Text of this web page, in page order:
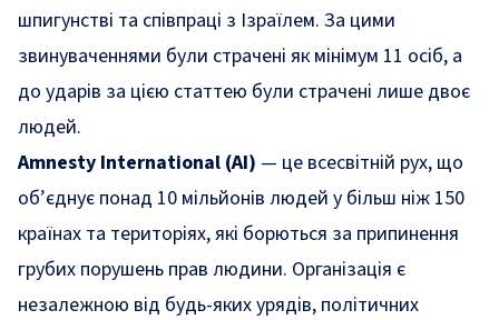
шпигунстві та співпраці з Ізраїлем. За цими
звинуваченнями були страчені як мінімум 11 осіб, а
до ударів за цією статтею були страчені лише двоє
людей.
Amnesty International (AI) — це всесвітній рух, що
об’єднує понад 10 мільйонів людей у більш ніж 150
країнах та територіях, які борються за припинення
грубих порушень прав людини. Організація є
незалежною від будь-яких урядів, політичних